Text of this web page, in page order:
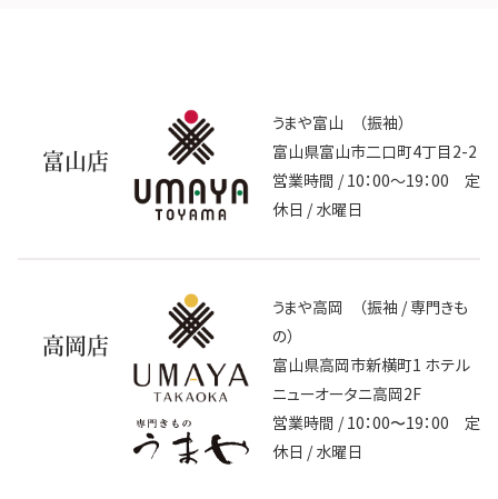
富山店
うまや富山 （振袖）
富山県富山市二口町4丁目2-2
営業時間 / 10：00～19：00 定
休日 / 水曜日
高岡店
うまや高岡 （振袖 / 専門きも
の）
富山県高岡市新横町1 ホテル
ニューオータニ高岡2F
営業時間 / 10：00〜19：00 定
休日 / 水曜日